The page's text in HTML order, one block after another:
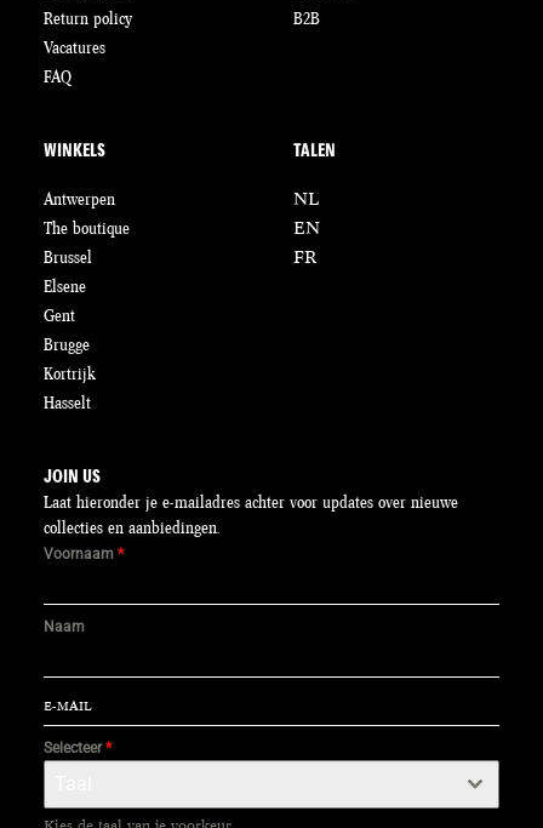
Return policy
Vacatures
FAQ
B2B
WINKELS
Antwerpen
The boutique
Brussel
Elsene
Gent
Brugge
Kortrijk
Hasselt
TALEN
NL
EN
FR
JOIN US
Laat hieronder je e-mailadres achter voor updates over nieuwe
collecties en aanbiedingen.
Voornaam *
Naam
Selecteer*